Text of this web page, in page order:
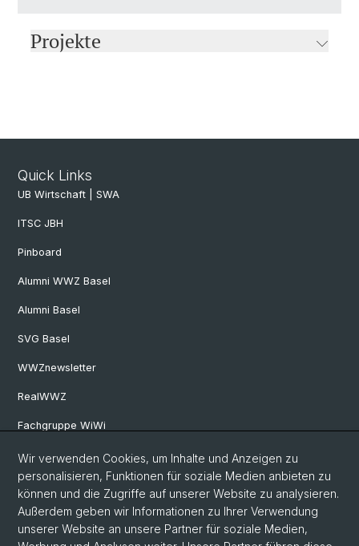
Projekte
Quick Links
UB Wirtschaft | SWA
ITSC JBH
Pinboard
Alumni WWZ Basel
Alumni Basel
SVG Basel
WWZnewsletter
RealWWZ
Fachgruppe WiWi
Social Media
LinkedIn
Wir verwenden Cookies, um Inhalte und Anzeigen zu
personalisieren, Funktionen für soziale Medien anbieten zu
können und die Zugriffe auf unserer Website zu analysieren.
Außerdem geben wir Informationen zu Ihrer Verwendung
unserer Website an unsere Partner für soziale Medien,